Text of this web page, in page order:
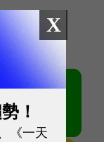
X
！
《一天